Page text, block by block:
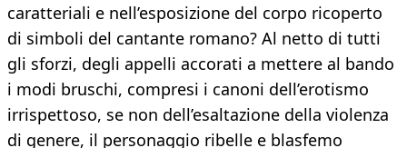
caratteriali e nell’esposizione del corpo ricoperto
di simboli del cantante romano? Al netto di tutti
gli sforzi, degli appelli accorati a mettere al bando
i modi bruschi, compresi i canoni dell’erotismo
irrispettoso, se non dell’esaltazione della violenza
di genere, il personaggio ribelle e blasfemo